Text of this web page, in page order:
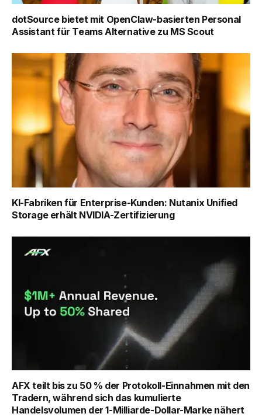
dotSource bietet mit OpenClaw-basierten Personal
Assistant für Teams Alternative zu MS Scout
KI-Fabriken für Enterprise-Kunden: Nutanix Unified
Storage erhält NVIDIA-Zertifizierung
AFX teilt bis zu 50 % der Protokoll-Einnahmen mit den
Tradern, während sich das kumulierte
Handelsvolumen der 1-Milliarde-Dollar-Marke nähert